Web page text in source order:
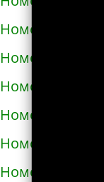
Номера
Номера
Номера
Номера
Номера
Номера